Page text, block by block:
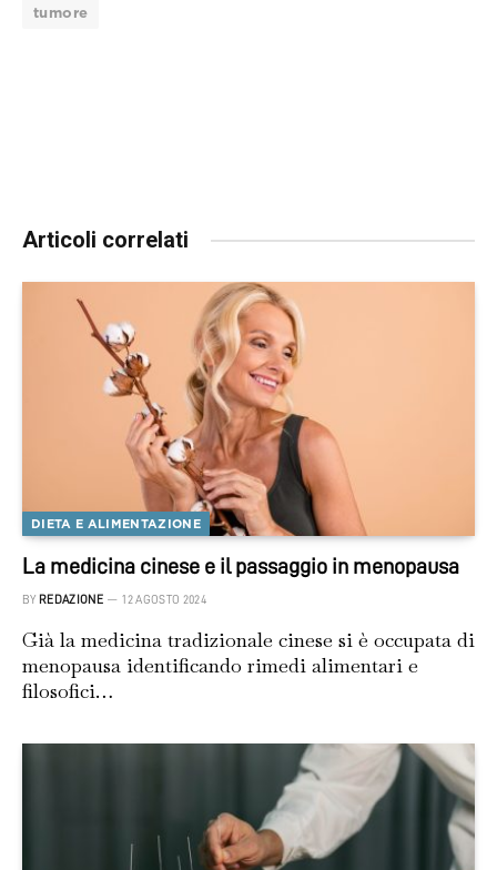
tumore
Articoli correlati
DIETA E ALIMENTAZIONE
La medicina cinese e il passaggio in menopausa
BY REDAZIONE 12 AGOSTO 2024
Già la medicina tradizionale cinese si è occupata di
menopausa identificando rimedi alimentari e
filosofici…